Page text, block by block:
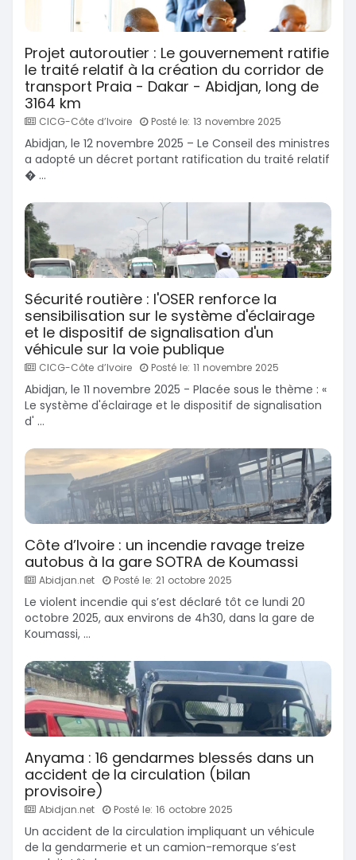
Projet autoroutier : Le gouvernement ratifie
le traité relatif à la création du corridor de
transport Praia - Dakar - Abidjan, long de
3164 km
CICG-Côte d’Ivoire Posté le: 13 novembre 2025
Abidjan, le 12 novembre 2025 – Le Conseil des ministres
a adopté un décret portant ratification du traité relatif
� ...
Sécurité routière : l'OSER renforce la
sensibilisation sur le système d'éclairage
et le dispositif de signalisation d'un
véhicule sur la voie publique
CICG-Côte d’Ivoire Posté le: 11 novembre 2025
Abidjan, le 11 novembre 2025 - Placée sous le thème : «
Le système d'éclairage et le dispositif de signalisation
d' ...
Côte d’Ivoire : un incendie ravage treize
autobus à la gare SOTRA de Koumassi
Abidjan.net Posté le: 21 octobre 2025
Le violent incendie qui s’est déclaré tôt ce lundi 20
octobre 2025, aux environs de 4h30, dans la gare de
Koumassi, ...
Anyama : 16 gendarmes blessés dans un
accident de la circulation (bilan
provisoire)
Abidjan.net Posté le: 16 octobre 2025
Un accident de la circulation impliquant un véhicule
de la gendarmerie et un camion-remorque s’est